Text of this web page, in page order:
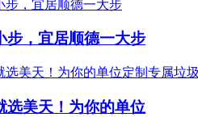
步，宜居顺德一大步
选美天！为你的单位